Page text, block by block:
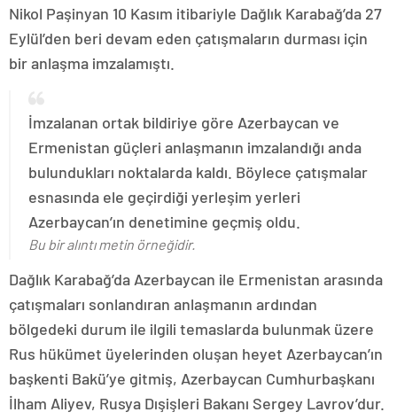
Nikol Paşinyan 10 Kasım itibariyle Dağlık Karabağ’da 27
Eylül’den beri devam eden çatışmaların durması için
bir anlaşma imzalamıştı.
İmzalanan ortak bildiriye göre Azerbaycan ve
Ermenistan güçleri anlaşmanın imzalandığı anda
bulundukları noktalarda kaldı. Böylece çatışmalar
esnasında ele geçirdiği yerleşim yerleri
Azerbaycan’ın denetimine geçmiş oldu.
Bu bir alıntı metin örneğidir.
Dağlık Karabağ’da Azerbaycan ile Ermenistan arasında
çatışmaları sonlandıran anlaşmanın ardından
bölgedeki durum ile ilgili temaslarda bulunmak üzere
Rus hükümet üyelerinden oluşan heyet Azerbaycan’ın
başkenti Bakü’ye gitmiş, Azerbaycan Cumhurbaşkanı
İlham Aliyev, Rusya Dışişleri Bakanı Sergey Lavrov’dur.